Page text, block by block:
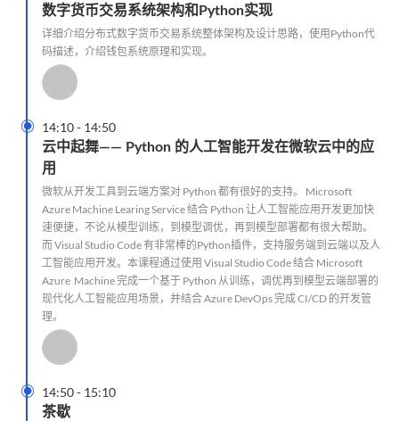
数字货币交易系统架构和Python实现
详细介绍分布式数字货币交易系统整体架构及设计思路，使用Python代
码描述，介绍钱包系统原理和实现。
14:10- 14:50

云中起舞—— Python 的人工智能开发在微软云中的应
用
微软从开发工具到云端方案对 Python 都有很好的支持。 Microsoft
Azure Machine Learing Service 结合 Python 让人工智能应用开发更加快
速便捷，不论从模型训练，到模型调优，再到模型部署都有很大帮助。
而 Visual Studio Code 有非常棒的Python插件，支持服务端到云端以及人
工智能应用开发。本课程通过使用 Visual Studio Code 结合 Microsoft
Azure Machine 完成一个基于 Python 从训练，调优再到模型云端部署的
现代化人工智能应用场景，并结合 Azure DevOps 完成 CI/CD 的开发管
理。
14:50- 15:10

茶歇